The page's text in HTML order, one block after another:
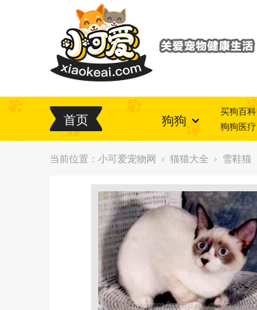
首页 狗狗 买狗百科
狗狗医疗
当前位置： 小可爱宠物网 猫猫大全 雪鞋猫